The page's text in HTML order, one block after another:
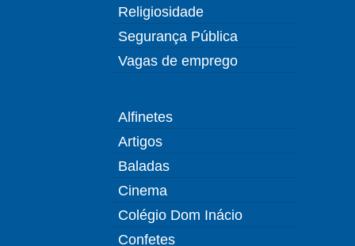
Religiosidade
Segurança Pública
Vagas de emprego
Alfinetes
Artigos
Baladas
Cinema
Colégio Dom Inácio
Confetes